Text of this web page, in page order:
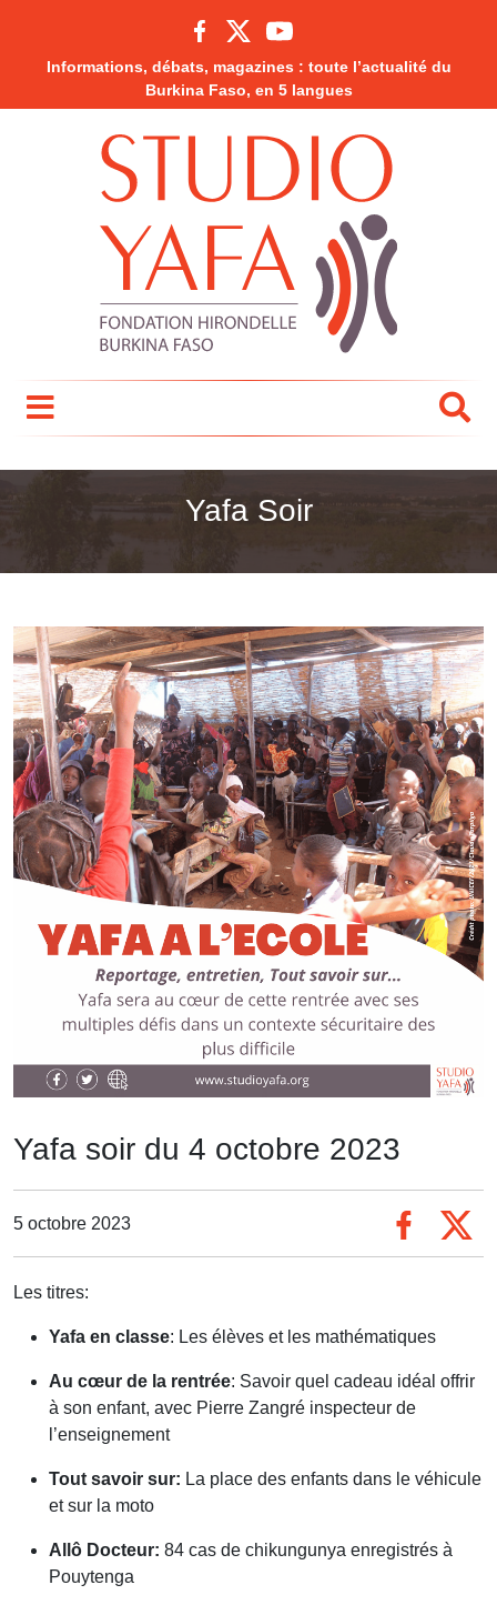
Informations, débats, magazines : toute l’actualité du
Burkina Faso, en 5 langues
Yafa Soir
Yafa soir du 4 octobre 2023
5 octobre 2023
Les titres:
Yafa en classe: Les élèves et les mathématiques
Au cœur de la rentrée: Savoir quel cadeau idéal offrir
à son enfant, avec Pierre Zangré inspecteur de
l’enseignement
Tout savoir sur: La place des enfants dans le véhicule
et sur la moto
Allô Docteur: 84 cas de chikungunya enregistrés à
Pouytenga